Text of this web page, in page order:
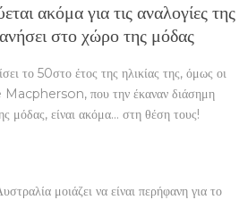
ακόμα για τις αναλογίες της
στο χώρο της μόδας
το 50στο έτος της ηλικίας της, όμως οι
Macpherson, που την έκαναν διάσημη
μόδας, είναι ακόμα… στη θέση τους!
μοιάζει να είναι περήφανη για το